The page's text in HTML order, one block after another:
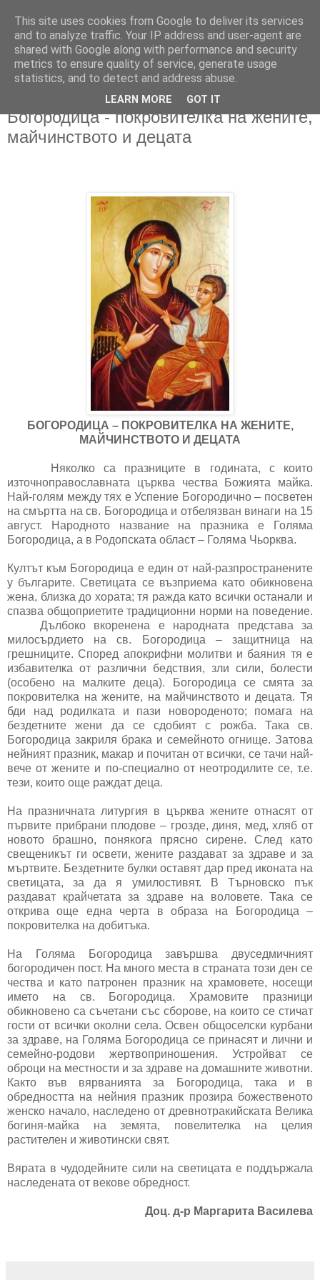
Богородица - покровителка на жените,
майчинството и децата
БОГОРОДИЦА – ПОКРОВИТЕЛКА НА ЖЕНИТЕ,
МАЙЧИНСТВОТО И ДЕЦАТА
Няколко са празниците в годината, с които
източноправославната църква чества Божията майка.
Най-голям между тях е Успение Богородично – посветен
на смъртта на св. Богородица и отбелязван винаги на 15
август. Народното название на празника е Голяма
Богородица, а в Родопската област – Голяма Чьорква.
Култът към Богородица е един от най-разпространените
у българите. Светицата се възприема като обикновена
жена, близка до хората; тя ражда като всички останали и
спазва общоприетите традиционни норми на поведение.
Дълбоко вкоренена е народната представа за
милосърдието на св. Богородица – защитница на
грешниците. Според апокрифни молитви и баяния тя е
избавителка от различни бедствия, зли сили, болести
(особено на малките деца). Богородица се смята за
покровителка на жените, на майчинството и децата. Тя
бди над родилката и пази новороденото; помага на
бездетните жени да се сдобият с рожба. Така св.
Богородица закриля брака и семейното огнище. Затова
нейният празник, макар и почитан от всички, се тачи най-
вече от жените и по-специално от неотродилите се, т.е.
тези, които още раждат деца.
На празничната литургия в църква жените отнасят от
първите прибрани плодове – грозде, диня, мед, хляб от
новото брашно, понякога прясно сирене. След като
свещеникът ги освети, жените раздават за здраве и за
мъртвите. Бездетните булки оставят дар пред иконата на
светицата, за да я умилостивят. В Търновско пък
раздават крайчетата за здраве на воловете. Така се
открива още една черта в образа на Богородица –
покровителка на добитъка.
На Голяма Богородица завършва двуседмичният
богородичен пост. На много места в страната този ден се
чества и като патронен празник на храмовете, носещи
името на св. Богородица. Храмовите празници
обикновено са съчетани със сборове, на които се стичат
гости от всички околни села. Освен общоселски курбани
за здраве, на Голяма Богородица се принасят и лични и
семейно-родови жертвоприношения. Устройват се
оброци на местности и за здраве на домашните животни.
Както във вярванията за Богородица, така и в
обредността на нейния празник прозира божественото
женско начало, наследено от древнотракийската Велика
богиня-майка на земята, повелителка на целия
растителен и животински свят.
Вярата в чудодейните сили на светицата е поддържала
наследената от векове обредност.
Доц. д-р Маргарита Василева
This site uses cookies from Google to deliver its services
and to analyze traffic. Your IP address and user-agent are
shared with Google along with performance and security
metrics to ensure quality of service, generate usage
statistics, and to detect and address abuse.
LEARN MORE GOT IT